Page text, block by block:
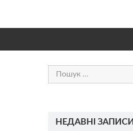
Пошук:
НЕДАВНІ ЗАПИСИ